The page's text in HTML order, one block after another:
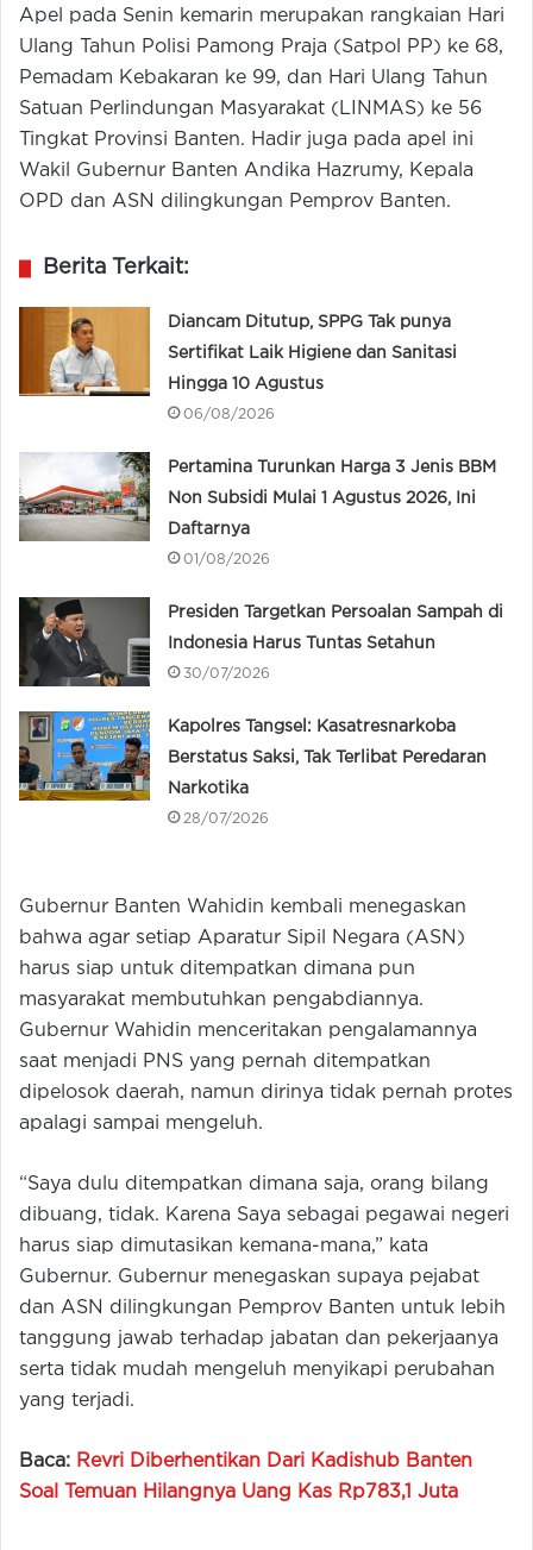
Apel pada Senin kemarin merupakan rangkaian Hari
Ulang Tahun Polisi Pamong Praja (Satpol PP) ke 68,
Pemadam Kebakaran ke 99, dan Hari Ulang Tahun
Satuan Perlindungan Masyarakat (LINMAS) ke 56
Tingkat Provinsi Banten. Hadir juga pada apel ini
Wakil Gubernur Banten Andika Hazrumy, Kepala
OPD dan ASN dilingkungan Pemprov Banten.
Berita Terkait:
Diancam Ditutup, SPPG Tak punya
Sertifikat Laik Higiene dan Sanitasi
Hingga 10 Agustus
06/08/2026
Pertamina Turunkan Harga 3 Jenis BBM
Non Subsidi Mulai 1 Agustus 2026, Ini
Daftarnya
01/08/2026
Presiden Targetkan Persoalan Sampah di
Indonesia Harus Tuntas Setahun
30/07/2026
Kapolres Tangsel: Kasatresnarkoba
Berstatus Saksi, Tak Terlibat Peredaran
Narkotika
28/07/2026
Gubernur Banten Wahidin kembali menegaskan
bahwa agar setiap Aparatur Sipil Negara (ASN)
harus siap untuk ditempatkan dimana pun
masyarakat membutuhkan pengabdiannya.
Gubernur Wahidin menceritakan pengalamannya
saat menjadi PNS yang pernah ditempatkan
dipelosok daerah, namun dirinya tidak pernah protes
apalagi sampai mengeluh.
“Saya dulu ditempatkan dimana saja, orang bilang
dibuang, tidak. Karena Saya sebagai pegawai negeri
harus siap dimutasikan kemana-mana,” kata
Gubernur. Gubernur menegaskan supaya pejabat
dan ASN dilingkungan Pemprov Banten untuk lebih
tanggung jawab terhadap jabatan dan pekerjaanya
serta tidak mudah mengeluh menyikapi perubahan
yang terjadi.
Baca: Revri Diberhentikan Dari Kadishub Banten
Soal Temuan Hilangnya Uang Kas Rp783,1 Juta